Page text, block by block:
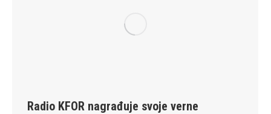
Radio KFOR nagrađuje svoje verne